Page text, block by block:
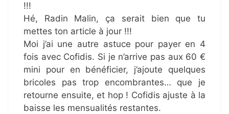
!!!
Hé, Radin Malin, ça serait bien que tu
mettes ton article à jour !!!
Moi j’ai une autre astuce pour payer en 4
fois avec Cofidis. Si je n’arrive pas aux 60 €
mini pour en bénéficier, j’ajoute quelques
bricoles pas trop encombrantes… que je
retourne ensuite, et hop ! Cofidis ajuste à la
baisse les mensualités restantes.